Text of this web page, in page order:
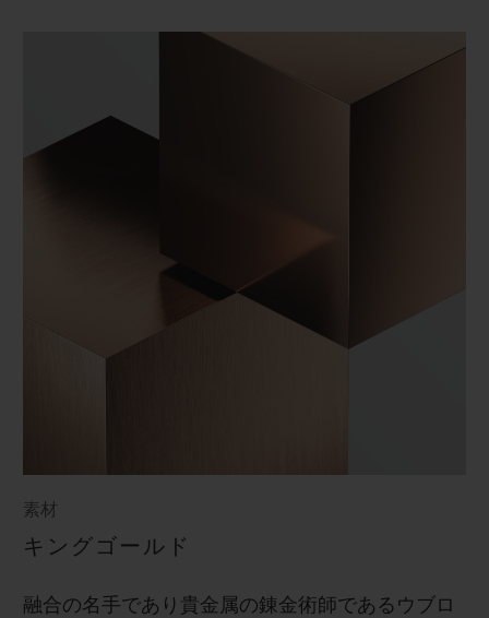
素材
キングゴールド
融合の名手であり貴金属の錬金術師であるウブロ